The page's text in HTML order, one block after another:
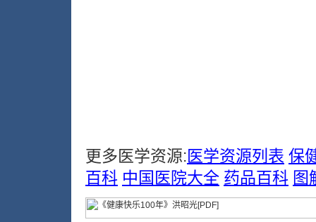
更多医学资源:医学资源列表 保
百科 中国医院大全 药品百科 图